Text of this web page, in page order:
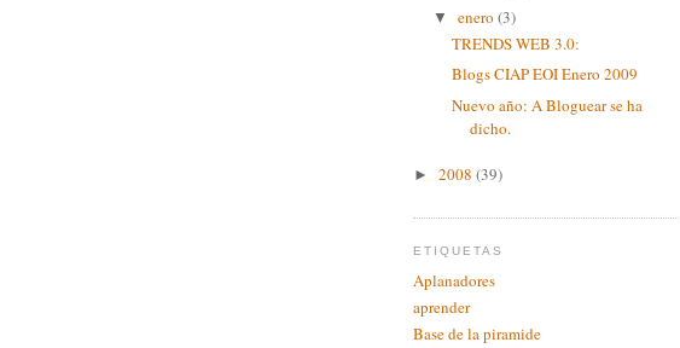
▼ enero (3)
TRENDS WEB 3.0:
Blogs CIAP EOI Enero 2009
Nuevo año: A Bloguear se ha
dicho.
► 2008 (39)
ETIQUETAS
Aplanadores
aprender
Base de la piramide